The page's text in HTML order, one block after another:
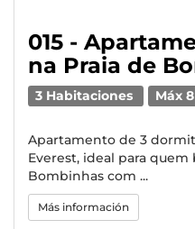
015 -
na Praia de
3 Habitaciones Máx
Apartamento de 3
Everest, ideal para quem
Bombinhas com ...
Más información